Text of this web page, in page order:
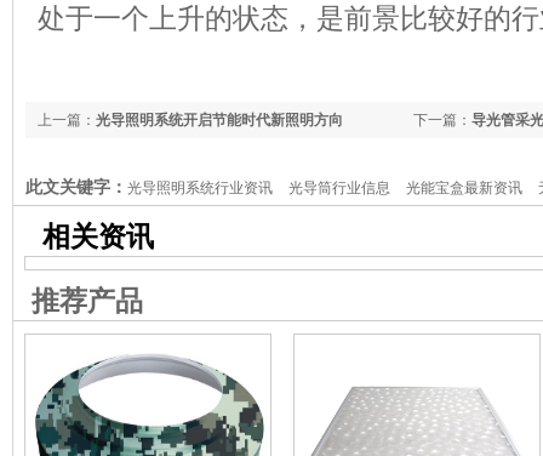
处于一个上升的状态，是前景比较好的
下一篇： 导光管采
上一篇： 光导照明系统开启节能时代新照明方向
此文关键字： 光导照明系统行业资讯 光导筒行业信息 光能宝盒最新资讯
相关资讯
推荐产品